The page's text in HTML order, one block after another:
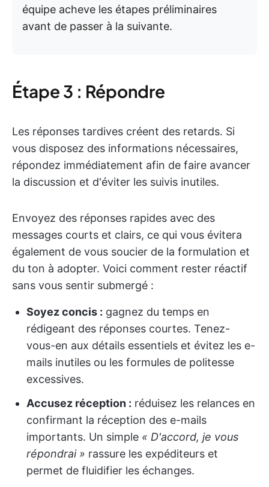
équipe acheve les étapes préliminaires
avant de passer à la suivante.
Étape 3 : Répondre
Les réponses tardives créent des retards. Si
vous disposez des informations nécessaires,
répondez immédiatement afin de faire avancer
la discussion et d'éviter les suivis inutiles.
Envoyez des réponses rapides avec des
messages courts et clairs, ce qui vous évitera
également de vous soucier de la formulation et
du ton à adopter. Voici comment rester réactif
sans vous sentir submergé :
Soyez concis : gagnez du temps en
rédigeant des réponses courtes. Tenez-
vous-en aux détails essentiels et évitez les e-
mails inutiles ou les formules de politesse
excessives.
Accusez réception : réduisez les relances en
confirmant la réception des e-mails
importants. Un simple « D'accord, je vous
répondrai » rassure les expéditeurs et
permet de fluidifier les échanges.